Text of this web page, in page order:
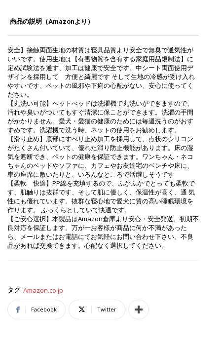
商品の説明（Amazonより）
安全】接触両面生地の材質は寝具品質より安全で無臭で通気性が
いいです。使用生地は【有害物質を含有する家庭用品規制法】に
定め試験法を通す、加工は健康で安全です。中シート両面使用デ
ザインを採用して 方便と綺麗です そして生地の冷感が受け入れ
やすいです、ペットの風邪や下痢の心配がない、安心に使ってく
ださい。
【丸洗い可能】ぺットべッドは洗濯機で丸洗いができますので、
汚れや臭いがついてもすぐ清潔に保ことができます。洗濯の手間
がかかりません。愛犬・愛猫の健康のためには毎週洗うのがおす
すめです。洗濯機で洗う時、ネットの使用をお勧めします。
【滑り止め】底部にすべり止め加工を採用して、点状のシリコン
がたくさん付いていて、優れた滑り防止機能があります。床の湿
気を遮断でき、ペットの健康を保証できます。ワンちゃん・ネコ
ちゃんのベッドやソファに、カフェやお友達宅のベンチや床に、
車の座席に敷いたりと、いろんなところで活躍しそうです
【柔軟 快適】PP綿を充填するので、ふかふかでとっても柔軟で
す、肌触りは抜群です、そして肌に優しく、保温性が高く、通 気
性にも優れています。抜群な寝心地で愛犬に質の高い睡眠環境を
作ります。 ふっくらとしていて快適です。
【ご安心選択】本製品はAmazon倉庫より安心・安全発送。初期不
良対応を保証します。万が一お客様が商品に何か不満があった
ら、メールまたはお電話にてお気軽にお問い合わせ下さい。不良
品があれば交換できます。心配なく選択してください。
タグ: Amazon.co.jp
Facebook Twitter